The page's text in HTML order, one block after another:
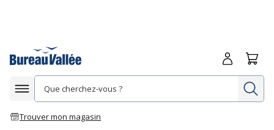
Afficher la navigation
Trouver mon magasin
Me